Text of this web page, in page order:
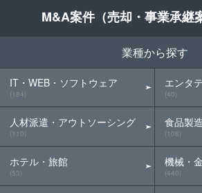
M&A案件（売却・事業承継
業種から探す
IT・WEB・ソフトウェア
(184)
人材派遣・アウトソーシング
(110)
ホテル・旅館
(53)
エンタ
(40)
食品製
(106)
機械・
(440)